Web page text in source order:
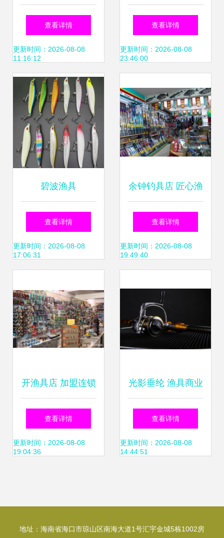
必备渔具全攻略
查看详情
更新时间：2026-08-08
11:16:12
面评测 性能与品质
的双重进化
查看详情
更新时间：2026-08-08
23:46:00
碧波渔具
查看详情
更新时间：2026-08-08
17:06:31
余钟钓具店 匠心渔
具，悠然垂钓时光
查看详情
更新时间：2026-08-08
19:49:40
开渔具店 加盟连锁
还是自主运营？一
文带你理清思路
查看详情
更新时间：2026-08-08
19:04:36
光影垂纶 渔具商业
摄影中的质感与意
境创新——ArisYu
查看详情
更新时间：2026-08-08
14:44:51
地址：海南省海口市琼山区南海大道1号汇宇金城5栋1002房